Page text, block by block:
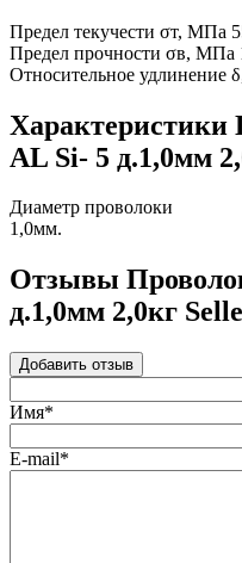
Предел текучести σт, МПа
Предел прочности σв, МПа
Относительное удлинение
Характеристики
AL Si- 5 д.1,0мм
Диаметр проволоки
1,0мм.
Отзывы
д.1,0мм 2,0кг
Добавить отзыв
Имя*
E-mail*